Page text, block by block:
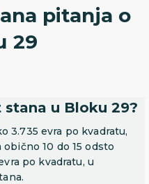
pitanja o
29
u Bloku 29?
3.735 evra po kvadratu,
10 do 15 odsto
po kvadratu, u